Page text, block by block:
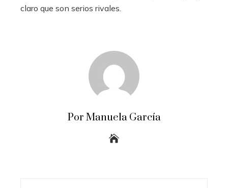
claro que son serios rivales.
Por Manuela García